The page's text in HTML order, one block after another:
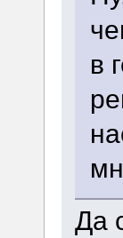
в
Да